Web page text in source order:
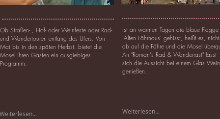
Ob Straßen- , Hof- oder Weinfeste oder Rad-
und Wandertouren entlang des Ufers. Von
Mai bis in den späten Herbst, bietet die
Mosel ihren Gästen ein ausgiebiges
Programm.
Ist an warmen Tagen die blaue
'Alten Fährhaus' gehisst, heißt es,
ab auf die Fähre und die Mosel
An "Roman's Rad & Wanderrast" lässt
sich die Aussicht bei einem Glas Wein
genießen.
Weiterlesen... Weiterlesen...